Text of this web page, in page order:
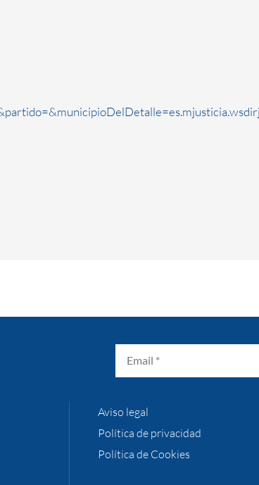
Aviso legal
Política de privacidad
Política de Cookies